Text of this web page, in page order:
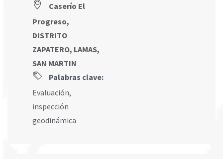
Caserío El
Progreso,
DISTRITO
ZAPATERO, LAMAS,
SAN MARTIN
Palabras clave:
Evaluación,
inspección
geodinámica